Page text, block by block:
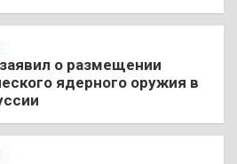
о размещении
ядерного оружия в